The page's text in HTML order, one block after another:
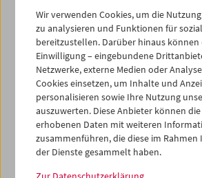
26
28 30
02
03 04 05 06
iCalender
Programmheft-PDF
English language or subtitles
< Vorherige Woche
Wir verwenden Cookies, um die
zu analysieren und Funktionen für
bereitzustellen. Darüber hinaus
Einwilligung – eingebundene
Netzwerke, externe Medien oder
Cookies einsetzen, um Inhalte und
personalisieren sowie Ihre Nutzung
auszuwerten. Diese Anbieter können
erhobenen Daten mit weiteren
zusammenführen, die diese im
der Dienste gesammelt haben.